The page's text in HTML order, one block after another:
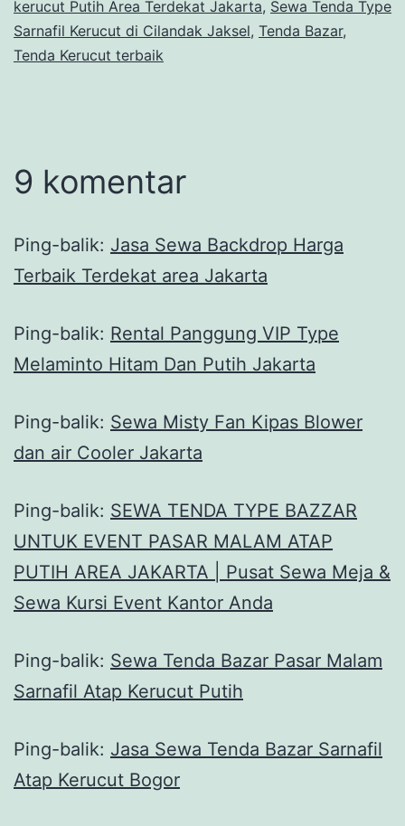
kerucut Putih Area Terdekat Jakarta, Sewa Tenda Type
Sarnafil Kerucut di Cilandak Jaksel, Tenda Bazar,
Tenda Kerucut terbaik
9 komentar
Ping-balik: Jasa Sewa Backdrop Harga
Terbaik Terdekat area Jakarta
Ping-balik: Rental Panggung VIP Type
Melaminto Hitam Dan Putih Jakarta
Ping-balik: Sewa Misty Fan Kipas Blower
dan air Cooler Jakarta
Ping-balik: SEWA TENDA TYPE BAZZAR
UNTUK EVENT PASAR MALAM ATAP
PUTIH AREA JAKARTA | Pusat Sewa Meja &
Sewa Kursi Event Kantor Anda
Ping-balik: Sewa Tenda Bazar Pasar Malam
Sarnafil Atap Kerucut Putih
Ping-balik: Jasa Sewa Tenda Bazar Sarnafil
Atap Kerucut Bogor